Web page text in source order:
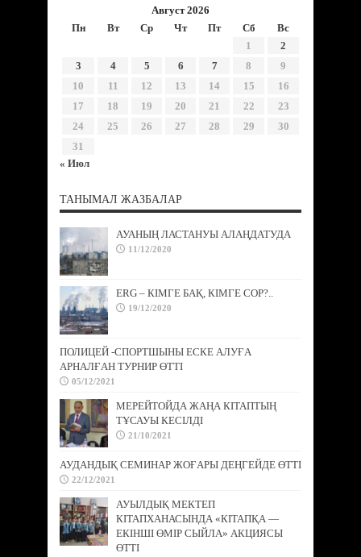
Август 2026
Пн
Вт Ср Чт Пт Сб
Вс
1
2
3
4 5 6 7 8
9
10
11 12 13 14 15
16
17
18 19 20 21 22
23
24
25 26 27 28 29
30
31
« Июл
ТАНЫМАЛ ЖАЗБАЛАР
АУАНЫҢ ЛАСТАНУЫ АЛАҢДАТУДА
11/12/2020
ERG – КІМГЕ БАҚ, КІМГЕ СОР?..
19/12/2020
ПОЛИЦЕЙ -СПОРТШЫНЫ ЕСКЕ АЛУҒА
АРНАЛҒАН ТУРНИР ӨТТІ
05/12/2021
МЕРЕЙТОЙДА ЖАҢА КІТАПТЫҢ
ТҰСАУЫ КЕСІЛДІ
21/10/2021
АУДАНДЫҚ СЕМИНАР ЖОҒАРЫ ДЕҢГЕЙДЕ ӨТТІ
22/12/2021
АУЫЛДЫҚ МЕКТЕП
КІТАПХАНАСЫНДА «КІТАПҚА —
ЕКІНШІ ӨМІР СЫЙЛА» АКЦИЯСЫ
ӨТТІ